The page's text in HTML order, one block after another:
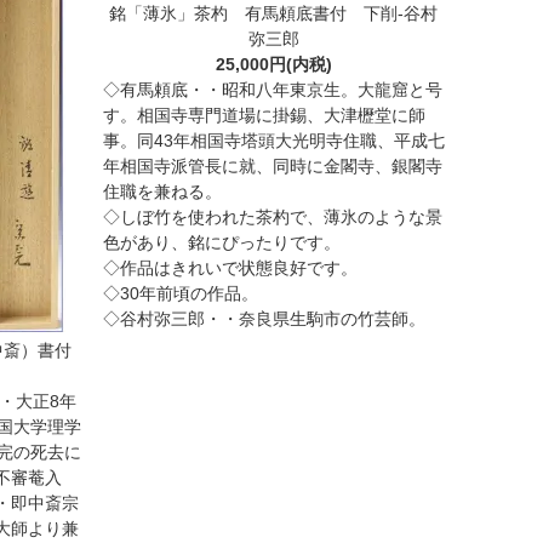
）書付
大正8年
大学理学
の死去に
審菴入
即中斎宗
師より兼
銘「薄氷」茶杓 有馬頼底書付 下削-谷村
弥三郎
25,000円(内税)
◇有馬頼底・・昭和八年東京生。大龍窟と号
す。相国寺専門道場に掛錫、大津櫪堂に師
事。同43年相国寺塔頭大光明寺住職、平成七
年相国寺派管長に就、同時に金閣寺、銀閣寺
住職を兼ねる。
◇しぼ竹を使われた茶杓で、薄氷のような景
色があり、銘にぴったりです。
◇作品はきれいで状態良好です。
◇30年前頃の作品。
◇谷村弥三郎・・奈良県生駒市の竹芸師。